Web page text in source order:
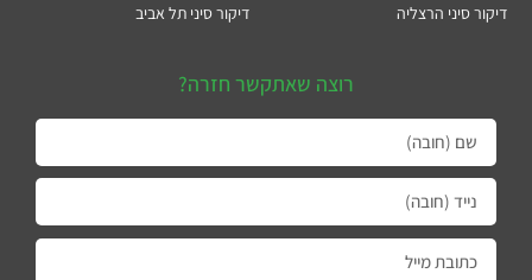
דיקור סיני הרצליה
דיקור סיני תל אביב
רוצה שאתקשר חזרה?